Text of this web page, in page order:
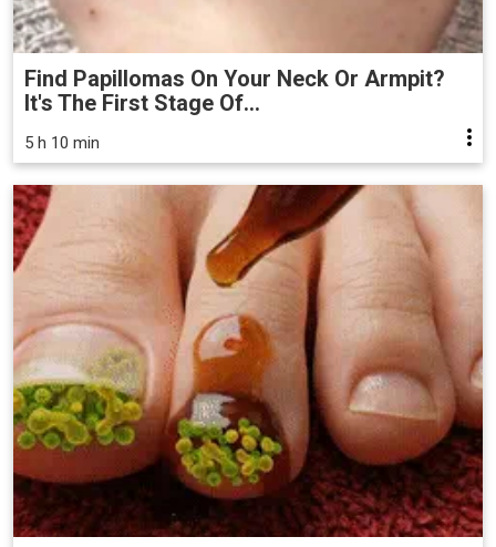
Find Papillomas On Your Neck Or Armpit?
It's The First Stage Of...
5 h 10 min